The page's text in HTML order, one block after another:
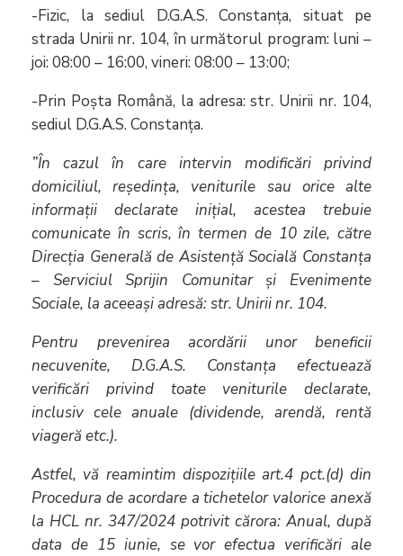
-Fizic, la sediul D.G.A.S. Constanța, situat pe
strada Unirii nr. 104, în următorul program: luni –
joi: 08:00 – 16:00, vineri: 08:00 – 13:00;
-Prin Poșta Română, la adresa: str. Unirii nr. 104,
sediul D.G.A.S. Constanța.
”În cazul în care intervin modificări privind
domiciliul, reședința, veniturile sau orice alte
informații declarate inițial, acestea trebuie
comunicate în scris, în termen de 10 zile, către
Direcția Generală de Asistență Socială Constanța
– Serviciul Sprijin Comunitar și Evenimente
Sociale, la aceeași adresă: str. Unirii nr. 104.
Pentru prevenirea acordării unor beneficii
necuvenite, D.G.A.S. Constanța efectuează
verificări privind toate veniturile declarate,
inclusiv cele anuale (dividende, arendă, rentă
viageră etc.).
Astfel, vă reamintim dispozițiile art.4 pct.(d) din
Procedura de acordare a tichetelor valorice anexă
la HCL nr. 347/2024 potrivit cărora: Anual, după
data de 15 iunie, se vor efectua verificări ale